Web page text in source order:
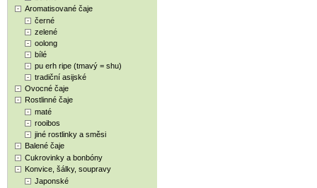
Aromatisované čaje
černé
zelené
oolong
bílé
pu erh ripe (tmavý = shu)
tradiční asijské
Ovocné čaje
Rostlinné čaje
maté
rooibos
jiné rostlinky a směsi
Balené čaje
Cukrovinky a bonbóny
Konvice, šálky, soupravy
Japonské